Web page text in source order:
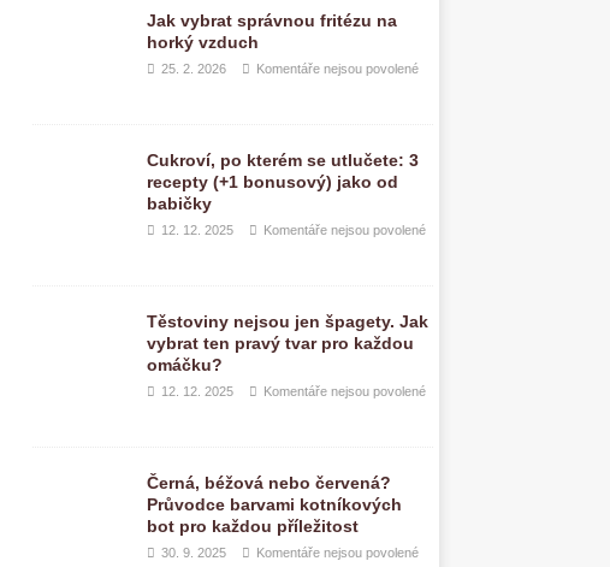
Jak vybrat správnou fritézu na
horký vzduch
25. 2. 2026 Komentáře nejsou povolené
Cukroví, po kterém se utlučete: 3
recepty (+1 bonusový) jako od
babičky
12. 12. 2025 Komentáře nejsou povolené
Těstoviny nejsou jen špagety. Jak
vybrat ten pravý tvar pro každou
omáčku?
12. 12. 2025 Komentáře nejsou povolené
Černá, béžová nebo červená?
Průvodce barvami kotníkových
bot pro každou příležitost
30. 9. 2025 Komentáře nejsou povolené